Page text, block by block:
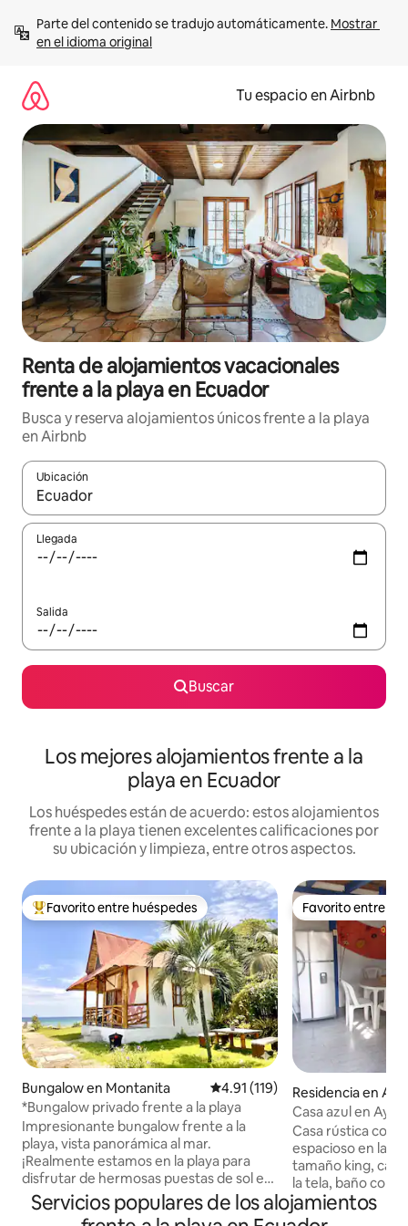
contenido
Parte del contenido se tradujo automáticamente. Mostrar
en el idioma original
Tu espacio en Airbnb
Renta de alojamientos vacacionales
frente a la playa en Ecuador
Busca y reserva alojamientos únicos frente a la playa
en Airbnb
Ubicación
Cuando los resultados estén disponibles, podrás navegar
Llegada
Salida
Buscar
Los mejores alojamientos frente a la
playa en Ecuador
Los huéspedes están de acuerdo: estos alojamientos
frente a la playa tienen excelentes calificaciones por
su ubicación y limpieza, entre otros aspectos.
De los mejores en Favorito entre huéspedes
Favorito entre huéspedes
Bungalow en Montanita Calificación promedio: 4.91 de
4.91 (119)
*Bungalow privado frente a la playa
Impresionante bungalow frente a la
playa, vista panorámica al mar.
¡Realmente estamos en la playa para
disfrutar de hermosas puestas de sol en
tu balcón! Aire acondicionado, cocina
completa, wifi RÁPIDO. Ideal para
Favorito entre
Favorito entre
Residencia en
Casa azul en
Casa rústica con
espacioso en la
tamaño king,
la tela, baño
hamaca, mesa y dos
baja hay dos
Servicios populares de los alojamientos